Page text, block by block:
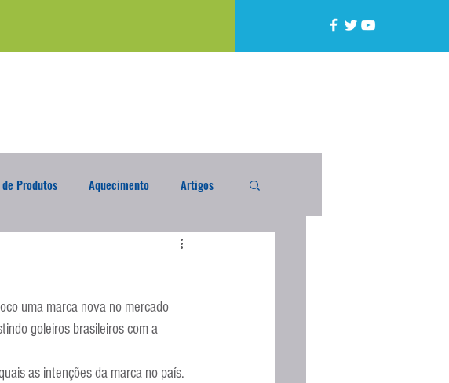
Produtos Aquecimento Artigos
Compra Exterior
DVD Encaixada Enquete
Escola Espanhola
uma marca nova no mercado
goleiros brasileiros com a
as intenções da marca no país.